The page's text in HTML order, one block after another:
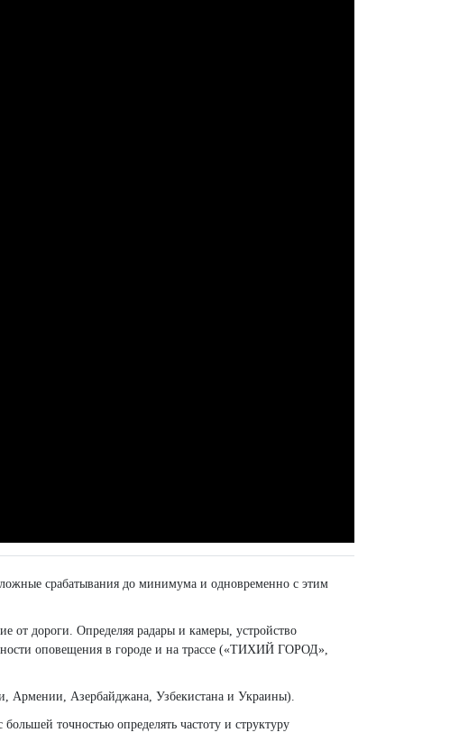
ложные срабатывания до минимума и одновременно с этим
от дороги. Определяя радары и камеры, устройство
оповещения в городе и на трассе («ТИХИЙ ГОРОД»,
Армении, Азербайджана, Узбекистана и Украины).
точностью определять частоту и структуру